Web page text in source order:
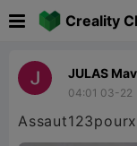
Creality
JULAS
04:01 03-22